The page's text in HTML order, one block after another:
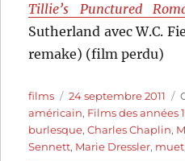
Tillie’s Punctured
Sutherland avec W.C.
remake) (film perdu)
Auteur
films
Publié
le
24 septembre 2011
américain, Films des années
burlesque,Charles Chaplin,
Sennett, Marie Dressler, muet